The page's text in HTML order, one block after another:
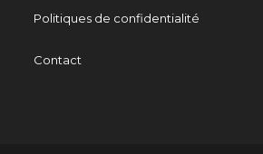
Politiques de confidentialité
Contact